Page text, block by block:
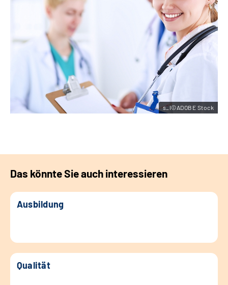
s_I©ADOBE Stock
Das könnte Sie auch interessieren
Ausbildung
Qualität